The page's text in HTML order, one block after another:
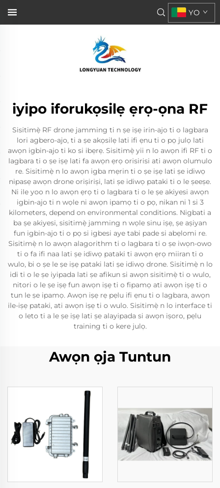
YO
iyipo iforukọsilẹ ẹrọ-ọna RF
Sisitimẹ̀ RF drone jamming ti n ṣe iṣẹ irin-ajo ti o lagbara
lori agbero-ajo, ti a ṣe akọsilẹ lati ifi ẹnu ti o pọ julọ lati
awọn igbin-ajo ti ko si ibẹrẹ. Sisitimẹ̀ yii n lo awọn ifi RF ti o
lagbara ti o ṣe iṣẹ lati fa awọn ẹrọ orisirisi ati awọn olumulo
re. Sisitimẹ̀ n lo awọn igba mẹrin ti o ṣe iṣẹ lati ṣe idiwọ
nipasẹ awọn drone oriṣiriṣi, lati ṣe idiwọ pataki ti o le ṣeeṣe.
Ni ile yoo n lo awọn ẹrọ ti o lagbara ti o le ṣe akiyesi awọn
igbin-ajo ti n wọle ni awọn ipamọ ti o pọ, nikan ni 1 si 3
kilometers, depend on environmental conditions. Nigbati a
ba ṣe akiyesi, sisitimẹ̀ jamming n wọle sinu iṣẹ, ṣe aṣiyan
fun igbin-ajo ti o pọ si igbesi aye tabi pade si abẹlomi re.
Sisitimẹ̀ n lo awọn alagorithm ti o lagbara ti o ṣe iwọn-owo
ti o fa ifi naa lati ṣe idiwọ pataki ti awọn ẹrọ miiran ti o
wulo, bi o ṣe le ṣe iṣẹ pataki lati ṣe idiwọ drone. Sisitimẹ̀ n lo
idi ti o le ṣe iyipada lati ṣe afikun si awọn sisitimẹ̀ ti o wulo,
nitori o le ṣe iṣẹ fun awọn iṣẹ ti o fipamọ ati awọn iṣẹ ti o
tun le ṣe ipamọ. Awọn iṣẹ rẹ pẹlu ifi ẹnu ti o lagbara, awọn
ile-iṣẹ pataki, ati awọn iṣẹ ti o wulo. Sisitimẹ̀ n lo interface ti
o leto ti a le ṣe iṣẹ lati ṣe alayipada si awọn iṣoro, pẹlu
training ti o kere julọ.
Awọn ọja Tuntun